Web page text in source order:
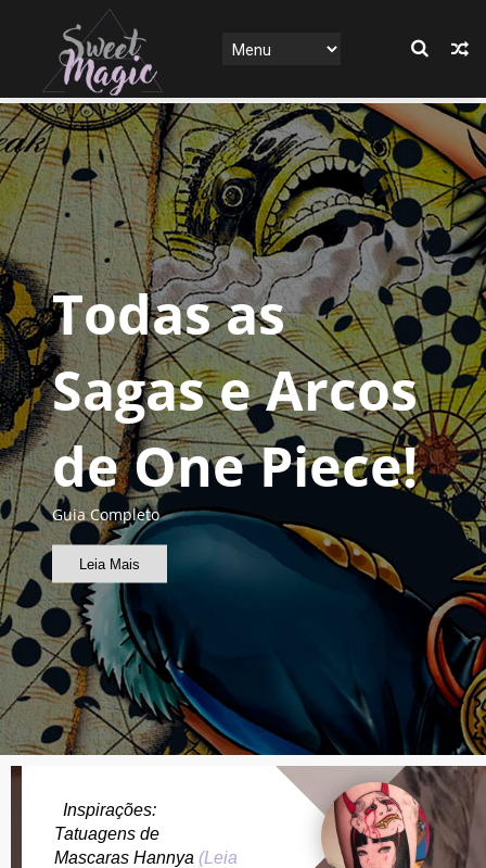
Todas as
Sagas e Arcos
de One Piece!
Guia Completo
Leia Mais
Inspirações:
Tatuagens de
Mascaras Hannya (Leia